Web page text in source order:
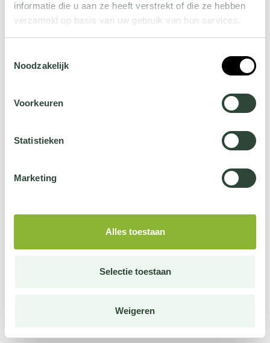
informatie die u aan ze heeft verstrekt of die ze hebben
verzameld op basis van uw gebruik van hun services.
jehier.
Noodzakelijk
Voorkeuren
Statistieken
Marketing
Alles toestaan
Selectie toestaan
Weigeren